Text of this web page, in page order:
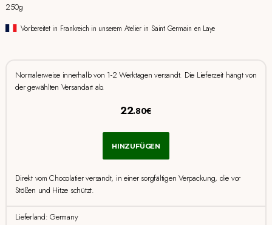
250g
Vorbereitet in Frankreich in unserem Atelier in Saint Germain en Laye
Normalerweise innerhalb von 1-2 Werktagen versandt. Die Lieferzeit hängt von
der gewählten Versandart ab.
22.80€
HINZUFÜGEN
Direkt vom Chocolatier versandt, in einer sorgfältigen Verpackung, die vor
Stößen und Hitze schützt.
Lieferland: Germany